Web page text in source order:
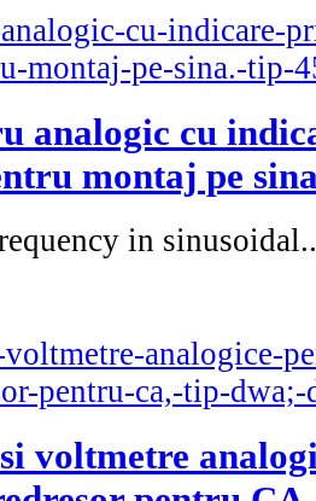
analogic cu
montaj pe
in
voltmetre